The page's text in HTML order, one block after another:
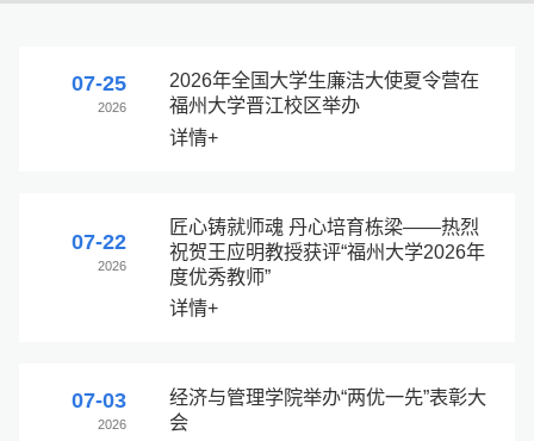
07-25
2026
2026年全国大学生廉洁大使夏令营在
福州大学晋江校区举办
详情+
07-22
2026
匠心铸就师魂 丹心培育栋梁——热烈
祝贺王应明教授获评“福州大学2026年
度优秀教师”
详情+
07-03
2026
经济与管理学院举办“两优一先”表彰大
会